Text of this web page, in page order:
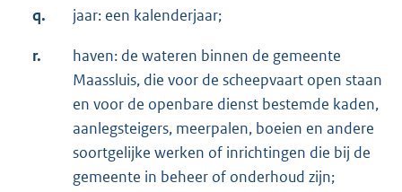
q. jaar: een kalenderjaar;
r.
haven: de wateren binnen de gemeente
Maassluis, die voor de scheepvaart open staan
en voor de openbare dienst bestemde kaden,
aanlegsteigers, meerpalen, boeien en andere
soortgelijke werken of inrichtingen die bij de
gemeente in beheer of onderhoud zijn;